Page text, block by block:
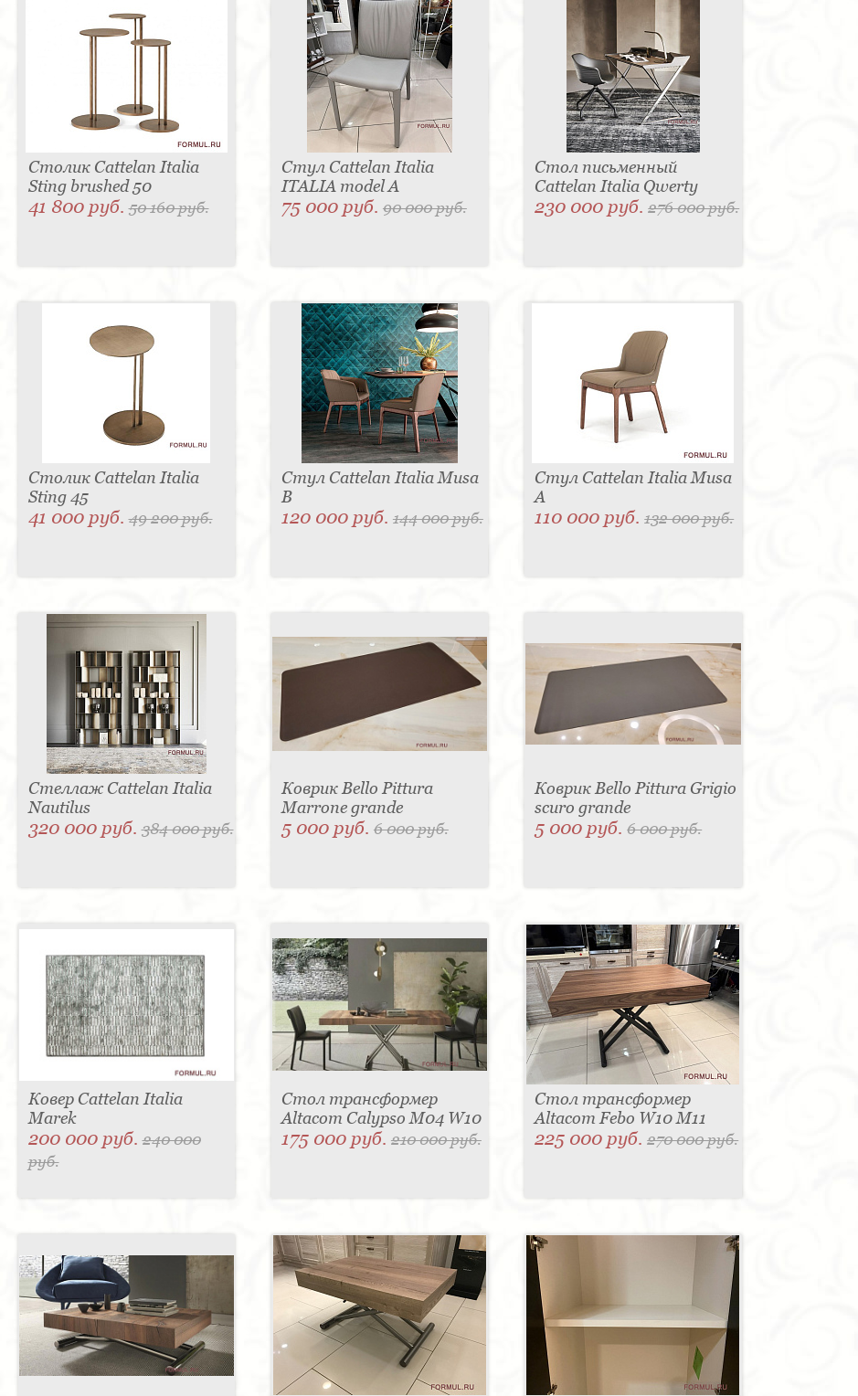
Столик Cattelan Italia
Sting brushed 50
41 800 руб.50 160 руб.
Стул Cattelan Italia
ITALIA model A
75 000 руб. 90 000 руб.
Стол письменный
Cattelan Italia Qwerty
230 000 руб.276 000 руб.
Столик Cattelan Italia
Sting 45
41 000 руб.49 200 руб.
Стул Cattelan Italia Musa
B
120 000 руб. 144 000 руб.
Стул Cattelan Italia Musa
A
110 000 руб.132 000 руб.
Стеллаж Cattelan Italia
Nautilus
320 000 руб.384 000 руб.
Коврик Bello Pittura
Marrone grande
5 000 руб. 6 000 руб.
Коврик Bello Pittura Grigio
scuro grande
5 000 руб.6 000 руб.
Ковер Cattelan Italia
Marek
200 000 руб.240 000
руб.
Стол трансформер
Altacom Calypso M04 W10
175 000 руб. 210 000 руб.
Стол трансформер
Altacom Febo W10 M11
225 000 руб.270 000 руб.